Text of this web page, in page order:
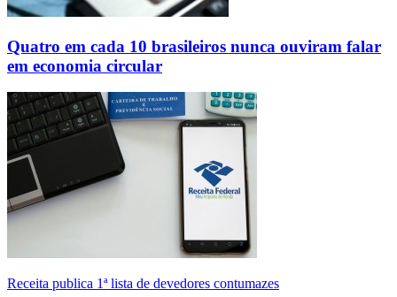
Quatro em cada 10 brasileiros nunca ouviram falar
em economia circular
Receita publica 1ª lista de devedores contumazes